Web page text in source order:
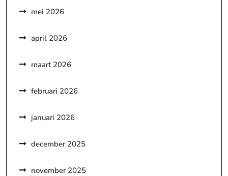
mei 2026
april 2026
maart 2026
februari 2026
januari 2026
december 2025
november 2025